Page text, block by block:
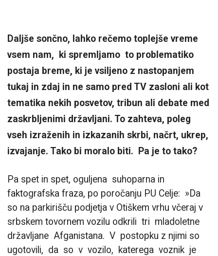
Daljše sončno, lahko rečemo toplejše vreme
vsem nam, ki spremljamo to problematiko
postaja breme, ki je vsiljeno z nastopanjem
tukaj in zdaj in ne samo pred TV zasloni ali kot
tematika nekih posvetov, tribun ali debate med
zaskrbljenimi državljani. To zahteva, poleg
vseh izraženih in izkazanih skrbi, načrt, ukrep,
izvajanje. Tako bi moralo biti.
Pa je to tako?
Pa spet in spet, oguljena suhoparna in
faktografska fraza, po poročanju PU Celje: »Da
so na parkirišču podjetja v Otiškem vrhu včeraj v
srbskem tovornem vozilu odkrili tri mladoletne
državljane Afganistana. V postopku z njimi so
ugotovili, da so v vozilo, katerega voznik je